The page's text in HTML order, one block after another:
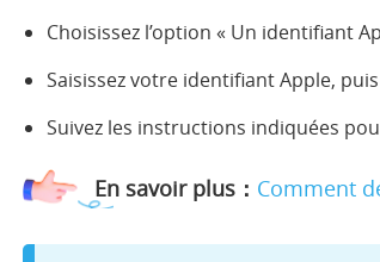
Choisissez l’option « Un identifiant
Saisissez votre identifiant Apple,
Suivez les instructions indiquées
En savoir plus： Comment